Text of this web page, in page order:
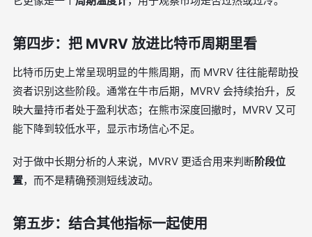
第四步：把 MVRV 放进比特币周期里看
比特币历史上常呈现明显的牛熊周期，而 MVRV 往往能帮助投
资者识别这些阶段。通常在牛市后期，MVRV 会持续抬升，反
映大量持币者处于盈利状态；在熊市深度回撤时，MVRV 又可
能下降到较低水平，显示市场信心不足。
对于做中长期分析的人来说，MVRV 更适合用来判断阶段位
置，而不是精确预测短线波动。
第五步：结合其他指标一起使用